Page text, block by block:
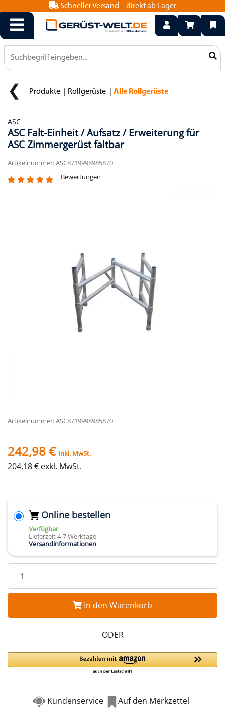
Schneller Versand – direkt ab Lager
0800 15 50 550
info@geruest-welt.de
Produkte Rollgerüste Alle Rollgerüste
ASC
ASC Falt-Einheit / Aufsatz / Erweiterung für
ASC Zimmergerüst faltbar
Artikelnummer: ASC8719998985870
Bewertungen
Artikelnummer: ASC8719998985870
242,98 € inkl. MwSt.
204,18 € exkl. MwSt.
Online bestellen
Verfügbar
Lieferzeit 4-7 Werktage
Versandinformationen
In den Warenkorb
ODER
Kundenservice Auf den Merkzettel